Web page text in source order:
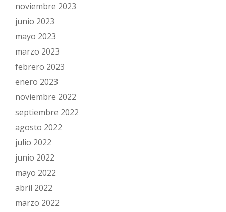
noviembre 2023
junio 2023
mayo 2023
marzo 2023
febrero 2023
enero 2023
noviembre 2022
septiembre 2022
agosto 2022
julio 2022
junio 2022
mayo 2022
abril 2022
marzo 2022